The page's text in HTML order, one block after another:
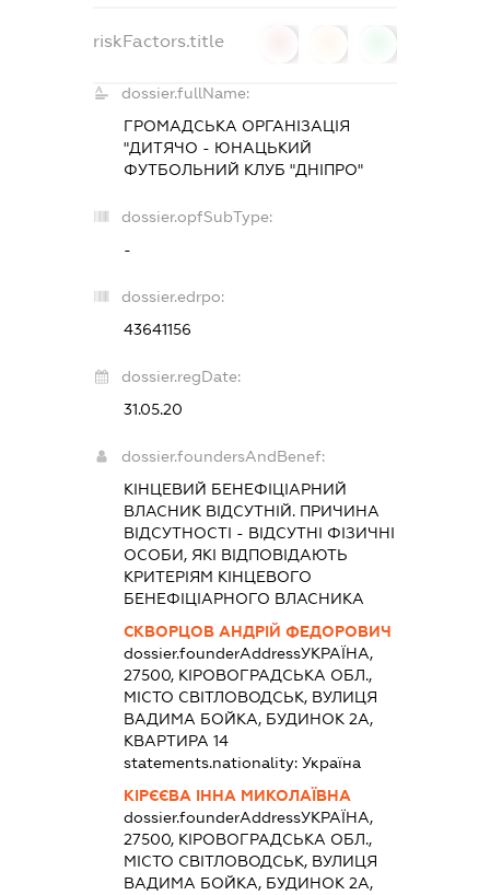
riskFactors.title
dossier.fullName:
ГРОМАДСЬКА ОРГАНІЗАЦІЯ
"ДИТЯЧО - ЮНАЦЬКИЙ
ФУТБОЛЬНИЙ КЛУБ "ДНІПРО"
dossier.opfSubType:
-
dossier.edrpo:
43641156
dossier.regDate:
31.05.20
dossier.foundersAndBenef:
КІНЦЕВИЙ БЕНЕФІЦІАРНИЙ
ВЛАСНИК ВІДСУТНІЙ. ПРИЧИНА
ВІДСУТНОСТІ - ВІДСУТНІ ФІЗИЧНІ
ОСОБИ, ЯКІ ВІДПОВІДАЮТЬ
КРИТЕРІЯМ КІНЦЕВОГО
БЕНЕФІЦІАРНОГО ВЛАСНИКА
СКВОРЦОВ АНДРІЙ ФЕДОРОВИЧ
dossier.founderAddressУКРАЇНА,
27500, КІРОВОГРАДСЬКА ОБЛ.,
МІСТО СВІТЛОВОДСЬК, ВУЛИЦЯ
ВАДИМА БОЙКА, БУДИНОК 2А,
КВАРТИРА 14
statements.nationality:Україна
КІРЄЄВА ІННА МИКОЛАЇВНА
dossier.founderAddressУКРАЇНА,
27500, КІРОВОГРАДСЬКА ОБЛ.,
МІСТО СВІТЛОВОДСЬК, ВУЛИЦЯ
ВАДИМА БОЙКА, БУДИНОК 2А,